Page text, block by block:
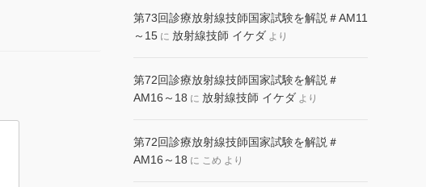
第73回診療放射線技師国家試験を解説＃AM11
～15 に 放射線技師 イケダ より
第72回診療放射線技師国家試験を解説＃
AM16～18 に 放射線技師 イケダ より
第72回診療放射線技師国家試験を解説＃
AM16～18 に こめ より